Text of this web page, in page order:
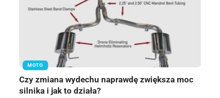
MOTO
Czy zmiana wydechu naprawdę zwiększa moc
silnika i jak to działa?